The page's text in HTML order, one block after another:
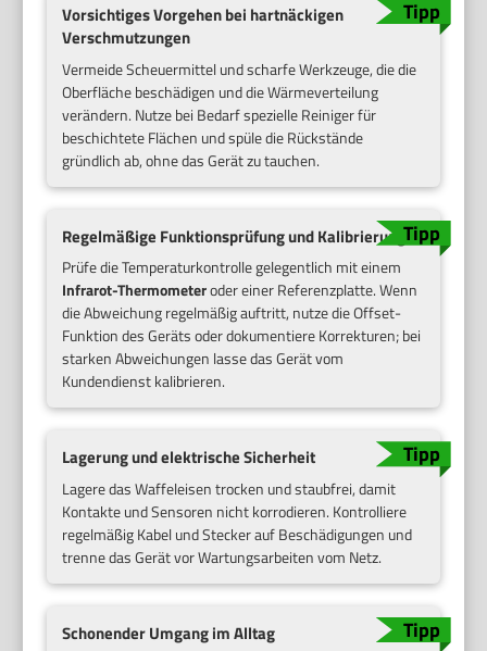
Vorsichtiges Vorgehen bei hartnäckigen
Verschmutzungen
Vermeide Scheuermittel und scharfe Werkzeuge, die die
Oberfläche beschädigen und die Wärmeverteilung
verändern. Nutze bei Bedarf spezielle Reiniger für
beschichtete Flächen und spüle die Rückstände
gründlich ab, ohne das Gerät zu tauchen.
Regelmäßige Funktionsprüfung und Kalibrierung
Prüfe die Temperaturkontrolle gelegentlich mit einem
Infrarot-Thermometeroder einer Referenzplatte. Wenn
die Abweichung regelmäßig auftritt, nutze die Offset-
Funktion des Geräts oder dokumentiere Korrekturen; bei
starken Abweichungen lasse das Gerät vom
Kundendienst kalibrieren.
Lagerung und elektrische Sicherheit
Lagere das Waffeleisen trocken und staubfrei, damit
Kontakte und Sensoren nicht korrodieren. Kontrolliere
regelmäßig Kabel und Stecker auf Beschädigungen und
trenne das Gerät vor Wartungsarbeiten vom Netz.
Schonender Umgang im Alltag